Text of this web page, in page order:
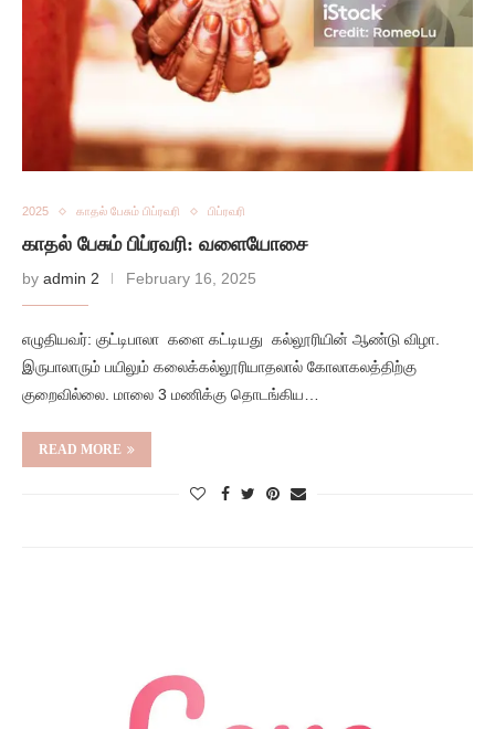
2025 காதல் பேசும் பிப்ரவரி பிப்ரவரி
காதல் பேசும் பிப்ரவரி: வளையோசை
by admin 2 February 16, 2025
எழுதியவர்: குட்டிபாலா களை கட்டியது கல்லூரியின் ஆண்டு விழா.
இருபாலாரும் பயிலும் கலைக்கல்லூரியாதலால் கோலாகலத்திற்கு
குறைவில்லை. மாலை 3 மணிக்கு தொடங்கிய…
READ MORE